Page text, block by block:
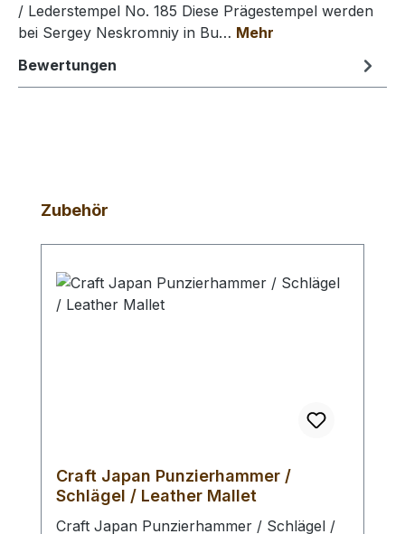
/ Lederstempel No. 185 Diese Prägestempel werden
bei Sergey Neskromniy in Bu… Mehr
Bewertungen
Produktgalerie überspringen
Zubehör
Craft Japan Punzierhammer /
Schlägel / Leather Mallet
Craft Japan Punzierhammer / Schlägel /